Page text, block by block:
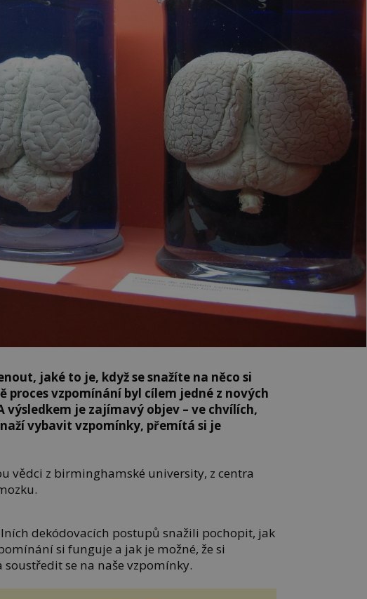
jaké to je, když se snažíte na něco si
proces vzpomínání byl cílem jedné z nových
výsledkem je zajímavý objev – ve chvílích,
vybavit vzpomínky, přemítá si je
vědci z birminghamské university, z centra
dekódovacích postupů snažili pochopit, jak
si funguje a jak je možné, že si
soustředit se na naše vzpomínky.